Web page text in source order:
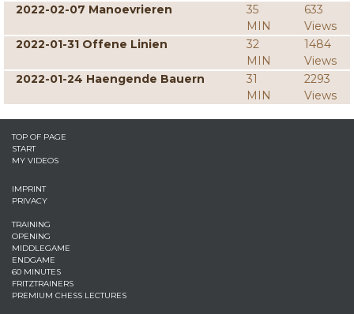
2022-02-07 Manoevrieren
35
MIN
633
Views
2022-01-31 Offene Linien
32
MIN
1484
Views
2022-01-24 Haengende Bauern
31
MIN
2293
Views
TOP OF PAGE
START
MY VIDEOS
IMPRINT
PRIVACY
TRAINING
OPENING
MIDDLEGAME
ENDGAME
60 MINUTES
FRITZTRAINERS
PREMIUM CHESS LECTURES